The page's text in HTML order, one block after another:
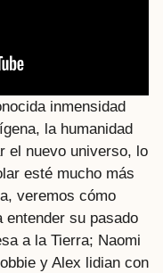
inmensidad
la humanidad
el nuevo universo, lo
esté mucho más
veremos cómo
entender su pasado
a la Tierra; Naomi
y Alex lidian con